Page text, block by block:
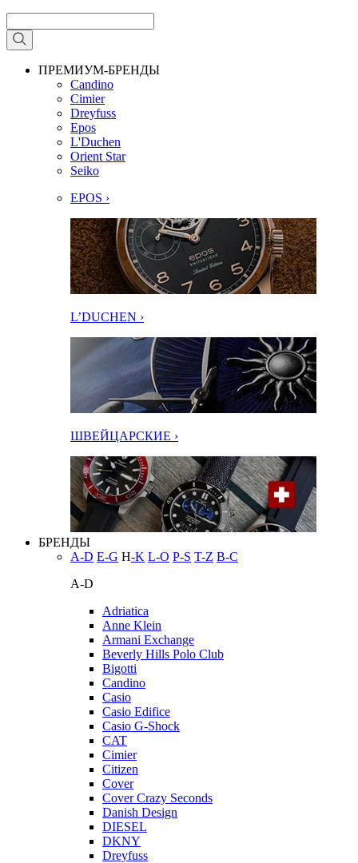
ПРЕМИУМ-БРЕНДЫ
Candino
Cimier
Dreyfuss
Epos
L'Duchen
Orient Star
Seiko
EPOS ›
L’DUCHEN ›
ШВЕЙЦАРСКИЕ ›
БРЕНДЫ
A-D E-G H-K L-O P-S T-Z В-С
A-D
Adriatica
Anne Klein
Armani Exchange
Beverly Hills Polo Club
Bigotti
Candino
Casio
Casio Edifice
Casio G-Shock
CAT
Cimier
Citizen
Cover
Cover Crazy Seconds
Danish Design
DIESEL
DKNY
Dreyfuss